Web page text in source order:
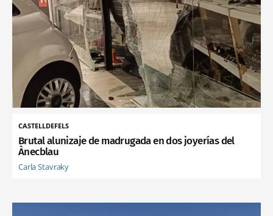
CASTELLDEFELS
Brutal alunizaje de madrugada en dos joyerías del
Ànecblau
Carla Stavraky